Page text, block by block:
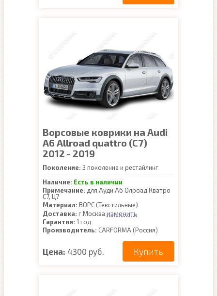
Ворсовые коврики на Audi
A6 Allroad quattro (C7)
2012 - 2019
Поколение: 3 поколение и рестайлинг
Наличие: Есть в наличии
Примечание: для Ауди А6 Олроад Кватро
С7, Ц7
Материал: ВОРС (Текстильные)
Доставка: г.Москва изменить
Гарантия: 1 год
Производитель: CARFORMA (Россия)
Цена: 4300 руб. Купить